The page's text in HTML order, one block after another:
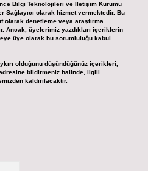
Bilgi Teknolojileri ve İletişim Kurumu
Sağlayıcı olarak hizmet vermektedir. Bu
denetleme veya araştırma
Ancak, üyelerimiz yazdıkları içeriklerin
üye olarak bu sorumluluğu kabul
olduğunu düşündüğünüz içerikleri,
bildirmeniz halinde, ilgili
kaldırılacaktır.